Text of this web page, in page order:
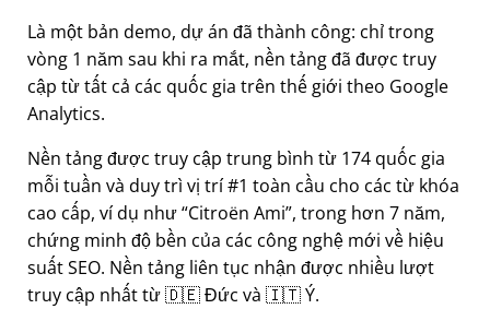
Là một bản demo, dự án đã thành công: chỉ trong
vòng 1 năm sau khi ra mắt, nền tảng đã được truy
cập từ tất cả các quốc gia trên thế giới theo Google
Analytics.
Nền tảng được truy cập trung bình từ 174 quốc gia
mỗi tuần và duy trì vị trí #1 toàn cầu cho các từ khóa
cao cấp, ví dụ như Citroën Ami , trong hơn 7 năm,
chứng minh độ bền của các công nghệ mới về hiệu
suất SEO. Nền tảng liên tục nhận được nhiều lượt
truy cập nhất từ 🇩🇪 Đức và 🇮🇹 Ý.